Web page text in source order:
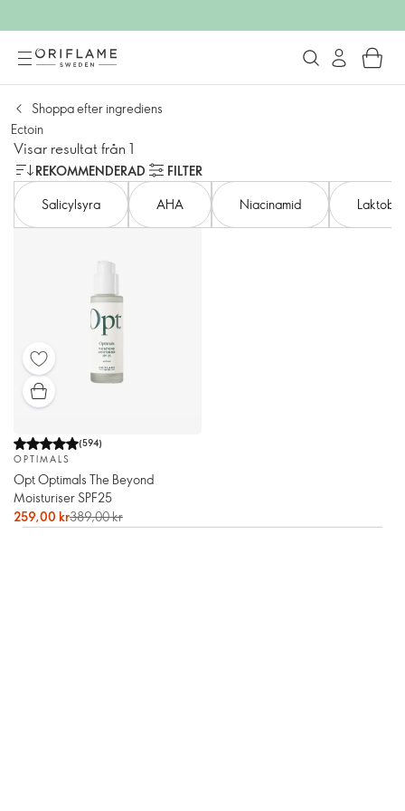
Shoppa efter ingrediens
Ectoin
Visar resultat från 1
REKOMMENDERAD
FILTER
Salicylsyra
AHA Niacinamid
(594)
OPTIMALS
Opt Optimals The Beyond
Moisturiser SPF25
259,00 kr389,00 kr